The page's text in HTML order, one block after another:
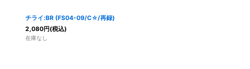
チライ:BR (FS04-09/C☆/再録)
2,080円(税込)
在庫なし